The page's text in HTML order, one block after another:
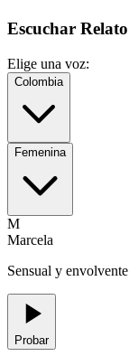
Escuchar Relato
Elige una voz:
Colombia
Femenina
M
Marcela
Sensual y envolvente
Probar